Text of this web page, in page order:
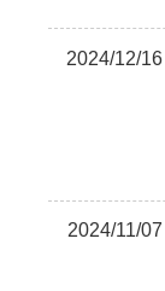
2024/12/16
2024/11/07